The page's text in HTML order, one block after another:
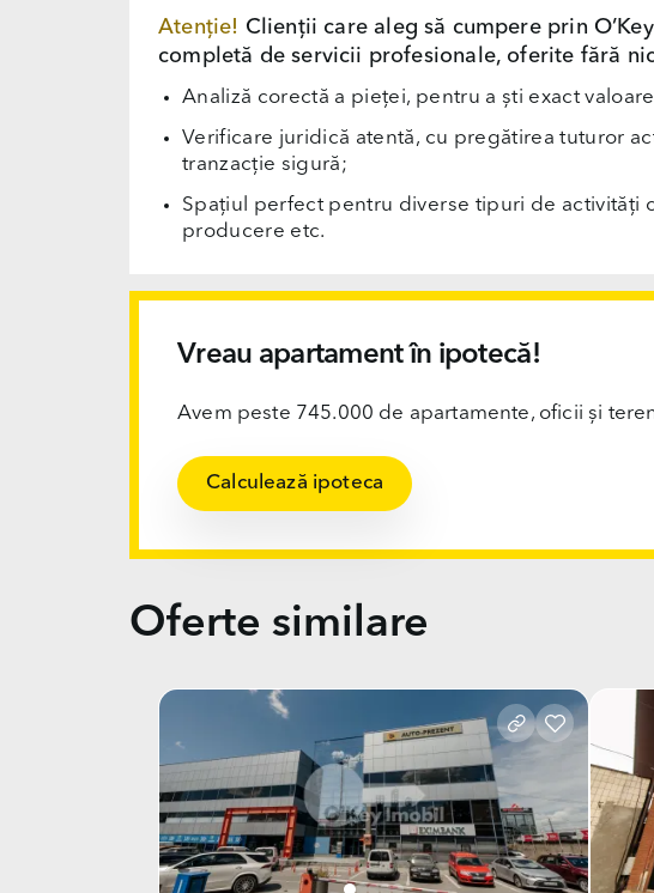
Atenție! Clienții care aleg să cumpere prin
completă de servicii profesionale, oferite fără
Analiză corectă a pieței, pentru a ști exact
Verificare juridică atentă, cu pregătirea tuturor
tranzacție sigură;
Spațiul perfect pentru diverse tipuri de activități
producere etc.
Vreau apartament în ipotecă!
Avem peste 745.000 de apartamente, oficii și
Calculează ipoteca
Oferte similare